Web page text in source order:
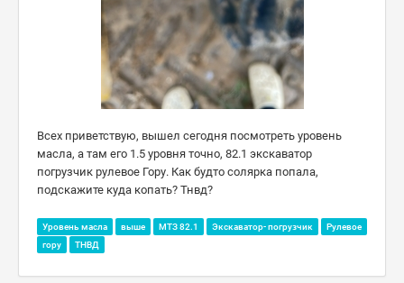
Всех приветствую, вышел сегодня посмотреть уровень
масла, а там его 1.5 уровня точно, 82.1 экскаватор
погрузчик рулевое Гору. Как будто солярка попала,
подскажите куда копать? Тнвд?
Уровень масла выше МТЗ 82.1 Экскаватор- погрузчик
Рулевое
гору
ТНВД